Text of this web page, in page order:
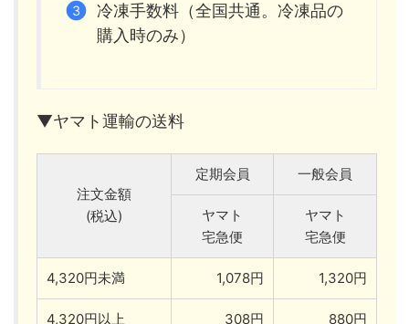
冷凍手数料（全国共通。冷凍品の
購入時のみ）
▼ヤマト運輸の送料
注文金額
(税込)
定期会員 一般会員
ヤマト
宅急便
ヤマト
宅急便
4,320円未満 1,078円 1,320円
4,320円以上 308円 880円